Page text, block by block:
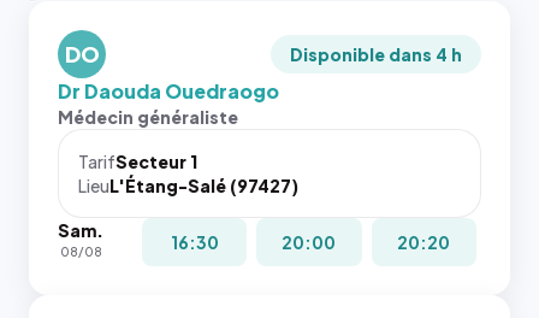
DO Disponible dans 4 h
Dr Daouda Ouedraogo
Médecin généraliste
TarifSecteur 1
LieuL'Étang-Salé (97427)
Sam.
08/08 16:30 20:00 20:20
`.profile-
picture`,
et un
rapport 1:1
juste à
toutes les
puisque la
{# 40×40